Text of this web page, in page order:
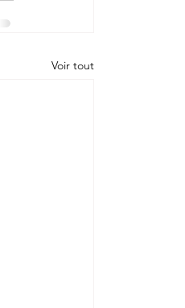
Voir tout